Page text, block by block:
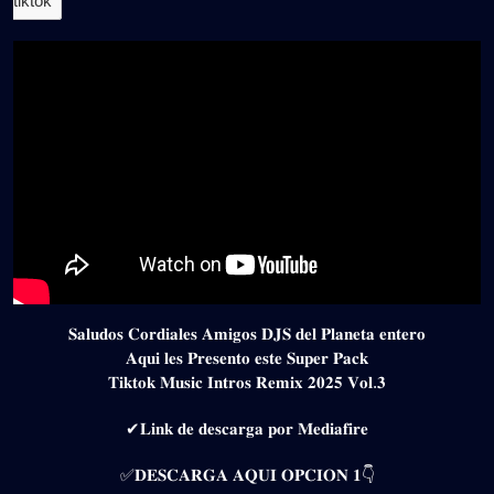
𝐒𝐚𝐥𝐮𝐝𝐨𝐬 𝐂𝐨𝐫𝐝𝐢𝐚𝐥𝐞𝐬 𝐀𝐦𝐢𝐠𝐨𝐬 𝐃𝐉𝐒 𝐝𝐞𝐥 𝐏𝐥𝐚𝐧𝐞𝐭𝐚 𝐞𝐧𝐭𝐞𝐫𝐨
𝐀𝐪𝐮𝐢 𝐥𝐞𝐬 𝐏𝐫𝐞𝐬𝐞𝐧𝐭𝐨 𝐞𝐬𝐭𝐞 𝐒𝐮𝐩𝐞𝐫 𝐏𝐚𝐜𝐤
𝐓𝐢𝐤𝐭𝐨𝐤 𝐌𝐮𝐬𝐢𝐜 𝐈𝐧𝐭𝐫𝐨𝐬 𝐑𝐞𝐦𝐢𝐱 𝟐𝟎𝟐𝟓 𝐕𝐨𝐥.𝟑
✔𝐋𝐢𝐧𝐤 𝐝𝐞 𝐝𝐞𝐬𝐜𝐚𝐫𝐠𝐚 𝐩𝐨𝐫 𝐌𝐞𝐝𝐢𝐚𝐟𝐢𝐫𝐞
✅𝐃𝐄𝐒𝐂𝐀𝐑𝐆𝐀 𝐀𝐐𝐔𝐈 𝐎𝐏𝐂𝐈𝐎𝐍 𝟏👇